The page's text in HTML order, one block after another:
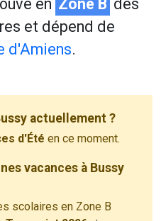
en Zone B des
et dépend de
d'Amiens.
actuellement ?
d'Été en ce moment.
vacances à Bussy
scolaires en Zone B